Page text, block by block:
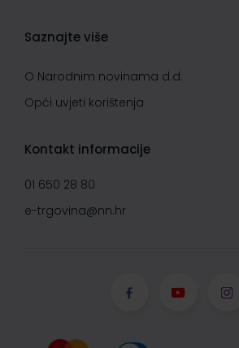
Saznajte više
O Narodnim novinama d.d.
Opći uvjeti korištenja
Kontakt informacije
01 650 28 80
e-trgovina@nn.hr